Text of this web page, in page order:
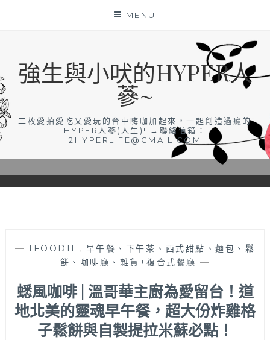
MENU
強生與小吠的HYPER人
蔘~
二枚愛拍愛吃又愛玩的台中嗨咖加起來，一起創造過癮的
HYPER人蔘(人生)! →聯絡信箱：
2HYPERLIFE@GMAIL.COM
— IFOODIE , 早午餐、下午茶、西式甜點、麵包、鬆
餅、咖啡廳、雜貨+複合式餐廳 —
蟋風咖啡 | 溫哥華主廚為愛留台！道
地北美的靈魂早午餐，超大份炸雞格
子鬆餅與自製提拉米蘇必點！